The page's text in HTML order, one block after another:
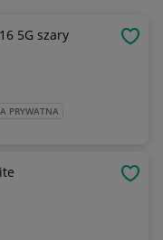
5G szary
PRYWATNA